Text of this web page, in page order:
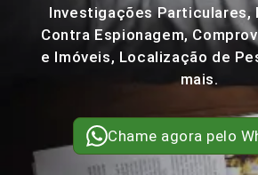
Investigações Particulares,
Contra Espionagem,
e Imóveis, Localização de
mais.
Chame agora pelo